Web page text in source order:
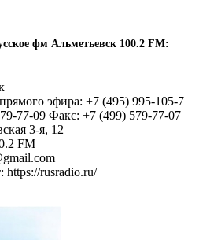
фм Альметьевск 100.2 FM:
эфира: +7 (495) 995-105-7
77-09 Факс: +7 (499) 579-77-07
3-я, 12
FM
rusradio.ru/